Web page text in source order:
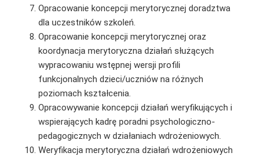
Opracowanie koncepcji merytorycznej doradztwa
dla uczestników szkoleń.
Opracowanie koncepcji merytorycznej oraz
koordynacja merytoryczna działań służących
wypracowaniu wstępnej wersji profili
funkcjonalnych dzieci/uczniów na różnych
poziomach kształcenia.
Opracowywanie koncepcji działań weryfikujących i
wspierających kadrę poradni psychologiczno-
pedagogicznych w działaniach wdrożeniowych.
Weryfikacja merytoryczna działań wdrożeniowych